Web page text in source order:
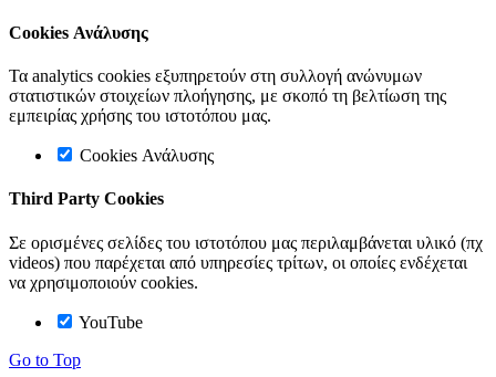
Cookies Ανάλυσης
Τα analytics cookies εξυπηρετούν στη συλλογή ανώνυμων
στατιστικών στοιχείων πλοήγησης, με σκοπό τη βελτίωση της
εμπειρίας χρήσης του ιστοτόπου μας.
Cookies Ανάλυσης
Third Party Cookies
Σε ορισμένες σελίδες του ιστοτόπου μας περιλαμβάνεται υλικό (πχ
videos) που παρέχεται από υπηρεσίες τρίτων, οι οποίες ενδέχεται
να χρησιμοποιούν cookies.
YouTube
Go to Top